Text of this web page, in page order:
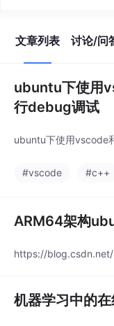
文章列表 讨论/问
ubuntu下使用
行debug调试
ubuntu下使用vscode
#vscode #c++
ARM64架构
https://
机器学习中的